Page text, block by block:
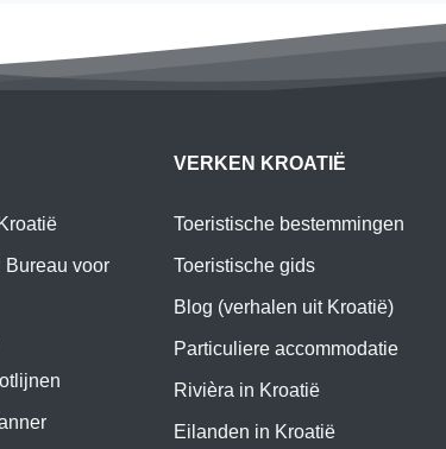
Bureau voor
VERKEN KROATIË
Toeristische bestemmingen
Toeristische gids
Blog (verhalen uit Kroatië)
Particuliere accommodatie
Rivièra in Kroatië
Eilanden in Kroatië